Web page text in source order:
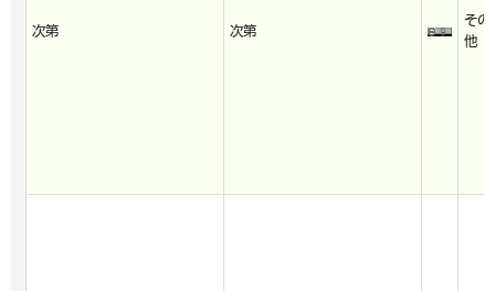
次第 次第
その
他